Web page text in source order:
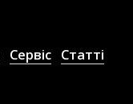
Сервіс Статті